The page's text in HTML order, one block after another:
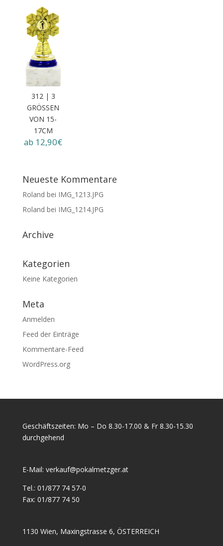
312 | 3
GRÖSSEN
VON 15-1
7CM
ab 12,90€
Neueste Kommentare
Roland bei IMG_1213.JPG
Roland bei IMG_1214.JPG
Archive
Kategorien
Keine Kategorien
Meta
Anmelden
Feed der Einträge
Kommentare-Feed
WordPress.org
Geschäftszeiten: Mo – Do 8.30-17.00 & Fr 8.30-15.30
durchgehend
E-Mail: verkauf@pokalmetzger.at
Tel.: 01/877 74 57-0
Fax: 01/877 74 50
1130 Wien, Maxingstrasse 6, ÖSTERREICH